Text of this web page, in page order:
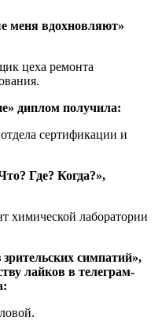
меня вдохновляют»
цеха ремонта
диплом получила:
сертификации и
Где? Когда?»,
химической лаборатории
симпатий»,
лайков в телеграм-